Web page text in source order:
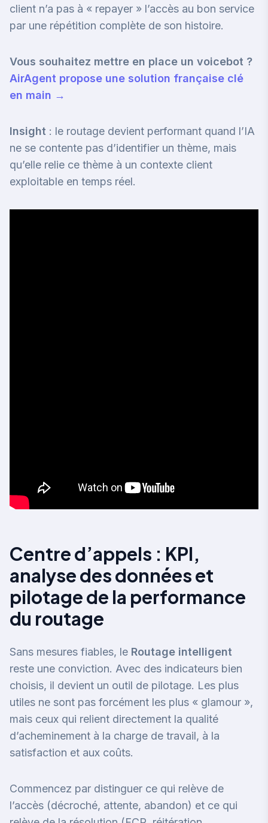
client n’a pas à « repayer » l’accès au bon service
par une répétition complète de son histoire.
Vous souhaitez mettre en place un voicebot ?
AirAgent propose une solution française clé
en main →
Insight : le routage devient performant quand l’IA
ne se contente pas d’identifier un thème, mais
qu’elle relie ce thème à un contexte client
exploitable en temps réel.
Centre d’appels : KPI,
analyse des données et
pilotage de la performance
du routage
Sans mesures fiables, le Routage intelligent
reste une conviction. Avec des indicateurs bien
choisis, il devient un outil de pilotage. Les plus
utiles ne sont pas forcément les plus « glamour »,
mais ceux qui relient directement la qualité
d’acheminement à la charge de travail, à la
satisfaction et aux coûts.
Commencez par distinguer ce qui relève de
l’accès (décroché, attente, abandon) et ce qui